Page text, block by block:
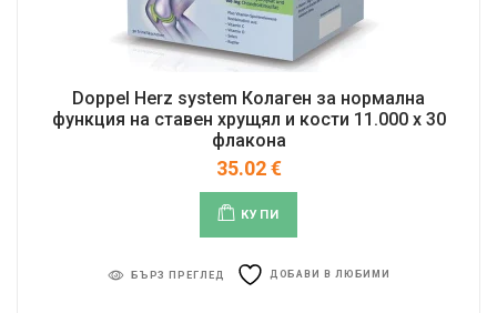
Doppel Herz system Колаген за нормална
функция на ставен хрущял и кости 11.000 x 30
флакона
35.02€
КУПИ
БЪРЗ ПРЕГЛЕД ДОБАВИ В ЛЮБИМИ